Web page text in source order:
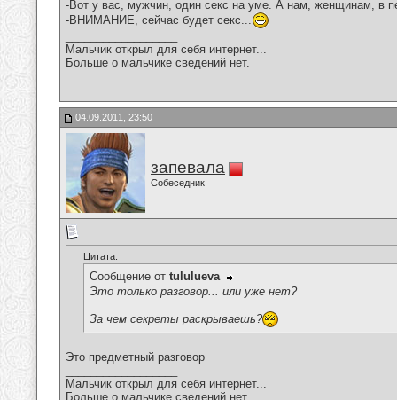
-Вот у вас, мужчин, один секс на уме. А нам, женщинам,
-ВНИМАНИЕ, сейчас будет секс...
Мальчик открыл для себя интернет...
Больше о мальчике сведений нет.
04.09.2011, 23:50
запевала
Собеседник
Цитата:
Сообщение от tululueva
Это только разговор... или уже нет?
За чем секреты раскрываешь?
Это предметный разговор
Мальчик открыл для себя интернет...
Больше о мальчике сведений нет.